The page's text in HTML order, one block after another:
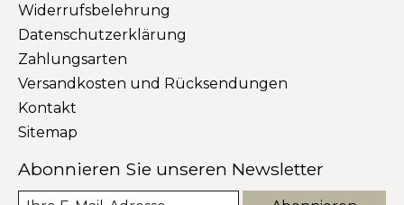
Widerrufsbelehrung
Datenschutzerklärung
Zahlungsarten
Versandkosten und Rücksendungen
Kontakt
Sitemap
Abonnieren Sie unseren Newsletter